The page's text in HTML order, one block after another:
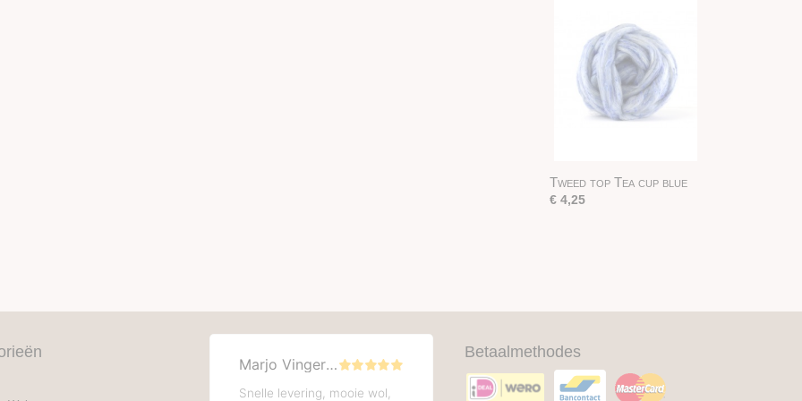
Tweed top Tea cup blue
€ 4,25
Betaalmethodes